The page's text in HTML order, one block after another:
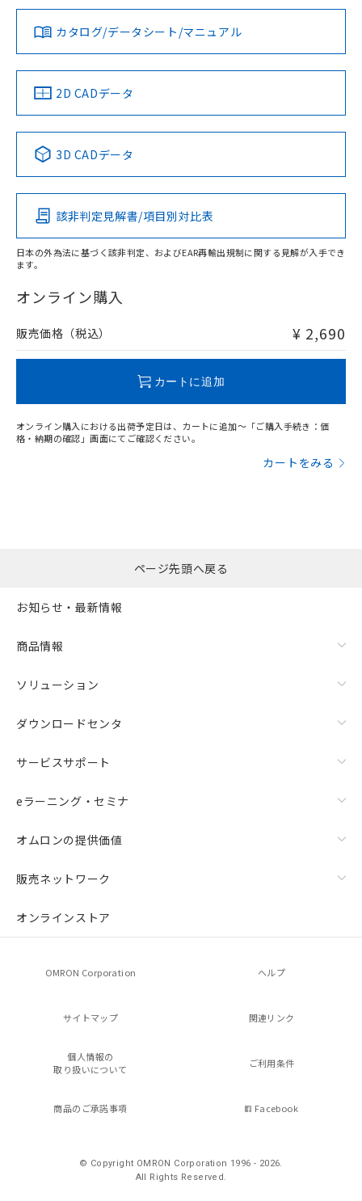
ダウンロードデータをご利用いただく前に、以下を必ずお読
みください。
ソフトウェアの使用条件
対応済み
中国 RoHS 注意事項・凡例
Pb Hg Cd Cr(VI)
O
在庫等で未対応品が混在する可能性があります。
問い合わせください。
カタログ/データシート/マニュアル
2D CADデータ
3D CADデータ
該非判定見解書/項目別対比表
日本の外為法に基づく該非判定、およびEAR再輸出規制に関する見解が入手でき
ます。
オンライン購入
販売価格（税込） ¥ 2,690
カートに追加
オンライン購入における出荷予定日は、カートに追加～「ご購入手続き：価
格・納期の確認」画面にてご確認ください。
カートをみる
ページ先頭へ戻る
お知らせ・最新情報
商品情報
ソリューション
ダウンロードセンタ
サービスサポート
eラーニング・セミナ
オムロンの提供価値
販売ネットワーク
オンラインストア
OMRON Corporation ヘルプ
サイトマップ 関連リンク
個人情報の
取り扱いについて
ご利用条件
商品のご承諾事項 Facebook
© Copyright OMRON Corporation 1996 - 2026.
All Rights Reserved.